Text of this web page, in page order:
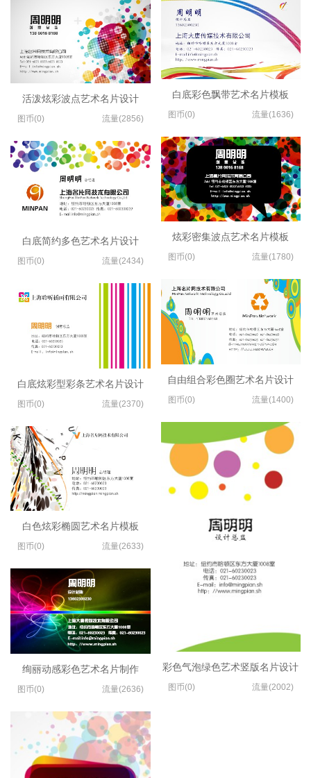
活泼炫彩波点艺术名片设计
图币(0) 流量(2856)
白底简约多色艺术名片设计
图币(0) 流量(2434)
白底炫彩型彩条艺术名片设计
图币(0) 流量(2370)
白色炫彩椭圆艺术名片模板
图币(0) 流量(2633)
绚丽动感彩色艺术名片制作
图币(0) 流量(2636)
白底彩色飘带艺术名片模板
图币(0) 流量(1636)
炫彩密集波点艺术名片模板
图币(0) 流量(1780)
自由组合彩色圈艺术名片设计
图币(0) 流量(1400)
彩色气泡绿色艺术竖版名片设计
图币(0) 流量(2002)